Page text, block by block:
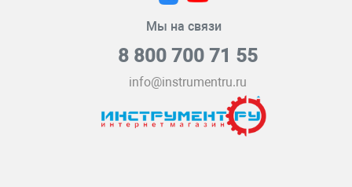
Мы на связи
8 800 700 71 55
info@instrumentru.ru